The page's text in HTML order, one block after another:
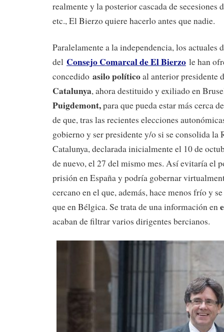
realmente y la posterior cascada de secesiones
etc., El Bierzo quiere hacerlo antes que nadie.
Paralelamente a la independencia, los actuales
del Consejo Comarcal de El Bierzo le han
concedido asilo políticoal anterior presidente
Catalunya, ahora destituido y exiliado en
Puigdemont,para que pueda estar más cerca
de que, tras las recientes elecciones
gobierno y ser presidente y/o si se consolida la
Catalunya, declarada inicialmente el 10 de
de nuevo, el 27 del mismo mes. Así evitaría el
prisión en España y podría gobernar
cercano en el que, además, hace menos frío y
que en Bélgica. Se trata de una información en
acaban de filtrar varios dirigentes bercianos.